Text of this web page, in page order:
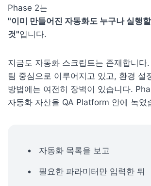
"이미 만들어진 자동화도 누구나 실행
것"입니다.
지금도 자동화 스크립트는 존재합니다
팀 중심으로 이루어지고 있고, 환경 설
방법에는 여전히 장벽이 있습니다.
자동화 자산을 QA Platform 안에 녹였
자동화 목록을 보고
필요한 파라미터만 입력한 뒤